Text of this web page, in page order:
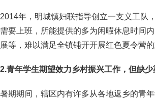
2014年，明城镇妇联指导创立一支义工队
需要上班，所能提供的多为闲暇休息时间
展等，难以满足全镇铺开开展红色夏令营的
2.青年学生期望效力乡村振兴工作，但缺少
暑期期间，辖区内有许多从各地返乡的青